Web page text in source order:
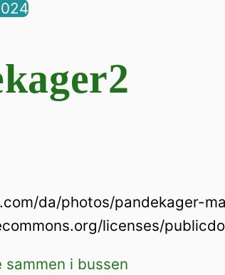
da/photos/pandekager-
licenses/
i bussen